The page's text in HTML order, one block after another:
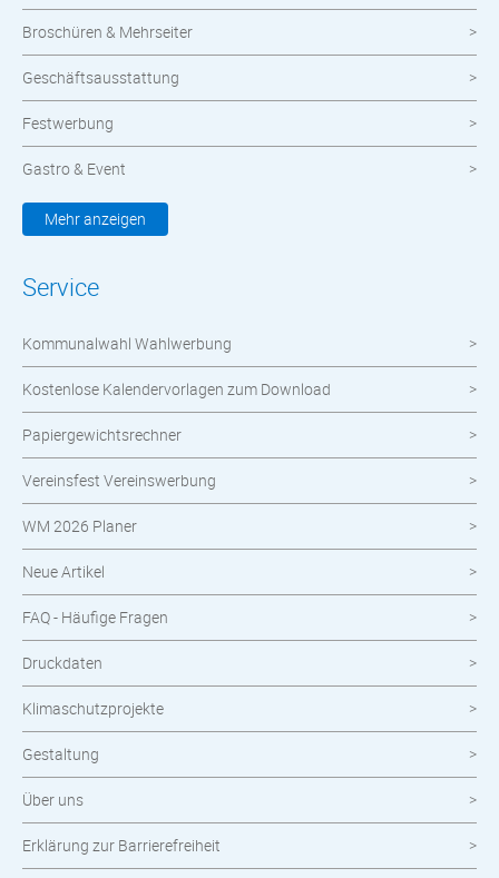
Broschüren & Mehrseiter
Geschäftsausstattung
Festwerbung
Gastro & Event
Kleidung & Textilien
meinOrt
Nachhaltige Produkte
Wahlen
Neuheiten im Shop
Mehr anzeigen
Service
Kommunalwahl Wahlwerbung
Kostenlose Kalendervorlagen zum Download
Papiergewichtsrechner
Vereinsfest Vereinswerbung
WM 2026 Planer
Neue Artikel
FAQ - Häufige Fragen
Druckdaten
Klimaschutzprojekte
Gestaltung
Über uns
Erklärung zur Barrierefreiheit